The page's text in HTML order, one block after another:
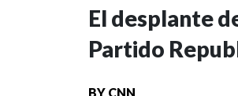
El desplante
Partido
BY CNN